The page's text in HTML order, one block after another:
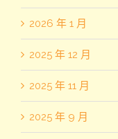
2026 年 1 月
2025 年 12 月
2025 年 11 月
2025 年 9 月